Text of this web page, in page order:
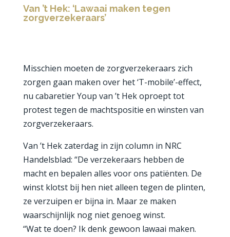
Van ’t Hek: ‘Lawaai maken tegen
zorgverzekeraars’
Misschien moeten de zorgverzekeraars zich
zorgen gaan maken over het ‘T-mobile’-effect,
nu cabaretier Youp van ’t Hek oproept tot
protest tegen de machtspositie en winsten van
zorgverzekeraars.
Van ’t Hek zaterdag in zijn column in NRC
Handelsblad: “De verzekeraars hebben de
macht en bepalen alles voor ons patiënten. De
winst klotst bij hen niet alleen tegen de plinten,
ze verzuipen er bijna in. Maar ze maken
waarschijnlijk nog niet genoeg winst.
“Wat te doen? Ik denk gewoon lawaai maken.